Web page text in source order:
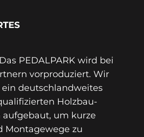
Das PEDALPARK wird bei
vorproduziert. Wir
deutschlandweites
Holzbau-
um kurze
Montagewege zu